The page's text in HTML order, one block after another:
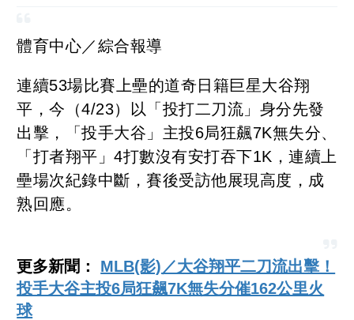
體育中心／綜合報導
連續53場比賽上壘的道奇日籍巨星大谷翔
平，今（4/23）以「投打二刀流」身分先發
出擊，「投手大谷」主投6局狂飆7K無失分、
「打者翔平」4打數沒有安打吞下1K，連續上
壘場次紀錄中斷，賽後受訪他展現高度，成
熟回應。
更多新聞： MLB(影)／大谷翔平二刀流出擊！
投手大谷主投6局狂飆7K無失分催162公里火
球